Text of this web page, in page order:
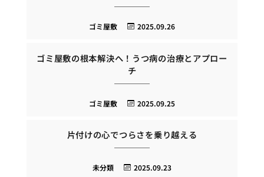
2025.09.26
ゴミ屋敷
ゴミ屋敷の根本解決へ！うつ病の治療とアプロー
チ
2025.09.25
ゴミ屋敷
片付けの心でつらさを乗り越える
2025.09.23
未分類